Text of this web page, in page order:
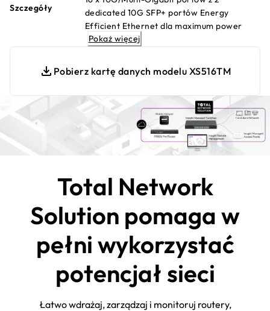
Szczegóły
dedicated 10G SFP+ portów Energy
Efficient Ethernet dla maximum power
savings Desktop, wall mount lub rack
mount placement Configurable L2+/L3 Lite
network features 1 rok of NETGEAR
Zarządzanie Insight Cloud w zestawie
Pokaż więcej
Pobierz kartę danych modelu XS516TM
Total Network
Solution pomaga w
pełni wykorzystać
potencjał sieci
Łatwo wdrażaj, zarządzaj i monitoruj routery,